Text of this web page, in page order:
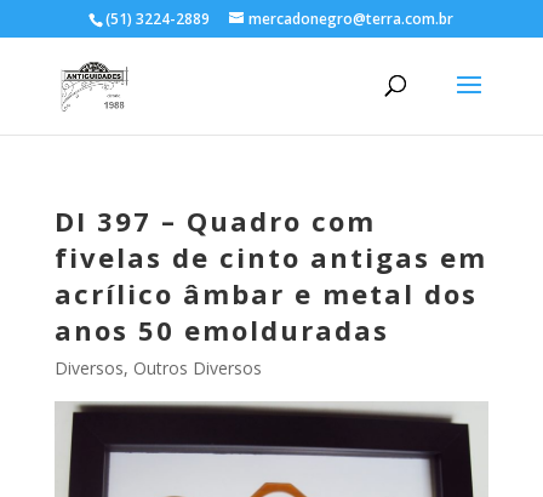
(51) 3224-2889 mercadonegro@terra.com.br
DI 397 – Quadro com
fivelas de cinto antigas em
acrílico âmbar e metal dos
anos 50 emolduradas
Diversos, Outros Diversos